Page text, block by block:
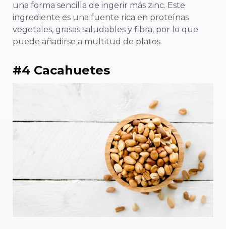
una forma sencilla de ingerir más zinc. Este
ingrediente es una fuente rica en proteínas
vegetales, grasas saludables y fibra, por lo que
puede añadirse a multitud de platos.
#4 Cacahuetes